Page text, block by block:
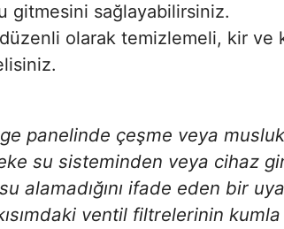
gitmesini sağlayabilirsiniz.
olarak temizlemeli, kir ve
panelinde çeşme veya
su sisteminden veya cihaz
alamadığını ifade eden bir
ventil filtrelerinin kumla